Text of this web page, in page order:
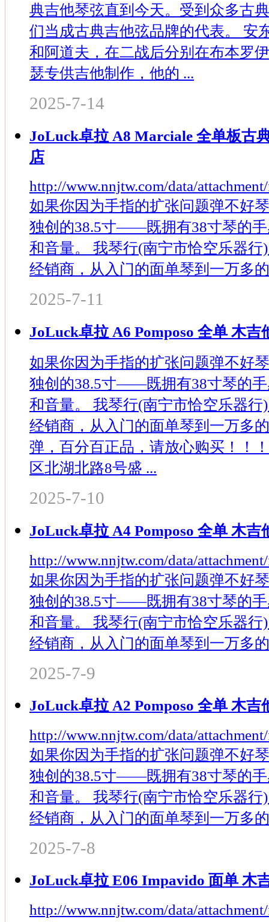
典吉他琴弦直到今天。受到众多古
们当成古典吉他弦品牌的代表。 安
和阿道夫，在二战后分别在布本罗
瑟专供吉他制作，他的 ...
2025-7-14
JoLuck卓拉 A8 Marciale 全单板古
店
http://www.nnjtw.com/data/
如果你因为手指的扩张问题弹不好
独创的38.5寸——既拥有38寸琴的
和音量。 我琴行(南宁市恰空乐器行
经销商，从入门的面单琴到一万多
2025-7-11
JoLuck卓拉 A6 Pomposo 全单 木
如果你因为手指的扩张问题弹不好
独创的38.5寸——既拥有38寸琴的
和音量。 我琴行(南宁市恰空乐器行
经销商，从入门的面单琴到一万多
弹，百分百正品，请放心购买！！
区北湖北路8号盛 ...
2025-7-10
JoLuck卓拉 A4 Pomposo 全单 木
http://www.nnjtw.com/data/
如果你因为手指的扩张问题弹不好
独创的38.5寸——既拥有38寸琴的
和音量。 我琴行(南宁市恰空乐器行
经销商，从入门的面单琴到一万多
2025-7-9
JoLuck卓拉 A2 Pomposo 全单 木
http://www.nnjtw.com/data/
如果你因为手指的扩张问题弹不好
独创的38.5寸——既拥有38寸琴的
和音量。 我琴行(南宁市恰空乐器行
经销商，从入门的面单琴到一万多
2025-7-8
JoLuck卓拉 E06 Impavido 面单 木
http://www.nnjtw.com/data/